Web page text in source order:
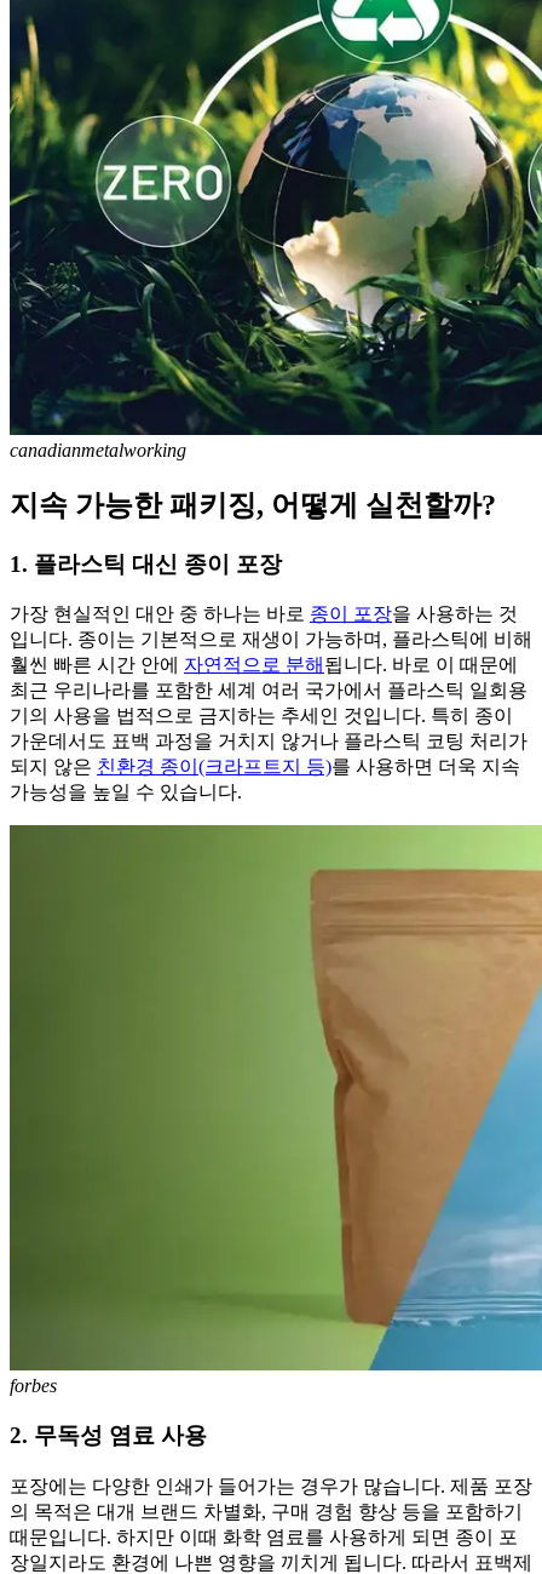
canadianmetalworking
지속 가능한 패키징, 어떻게 실천할까?
1. 플라스틱 대신 종이 포장
가장 현실적인 대안 중 하나는 바로 종이 포장을 사용하는 것
입니다. 종이는 기본적으로 재생이 가능하며, 플라스틱에 비해
훨씬 빠른 시간 안에 자연적으로 분해 됩니다. 바로 이 때문에
최근 우리나라를 포함한 세계 여러 국가에서 플라스틱 일회용
기의 사용을 법적으로 금지하는 추세인 것입니다. 특히 종이
가운데서도 표백 과정을 거치지 않거나 플라스틱 코팅 처리가
되지 않은 친환경 종이(크라프트지 등)를 사용하면 더욱 지속
가능성을 높일 수 있습니다.
forbes
2. 무독성 염료 사용
포장에는 다양한 인쇄가 들어가는 경우가 많습니다. 제품 포장
의 목적은 대개 브랜드 차별화, 구매 경험 향상 등을 포함하기
때문입니다. 하지만 이때 화학 염료를 사용하게 되면 종이 포
장일지라도 환경에 나쁜 영향을 끼치게 됩니다. 따라서 표백제